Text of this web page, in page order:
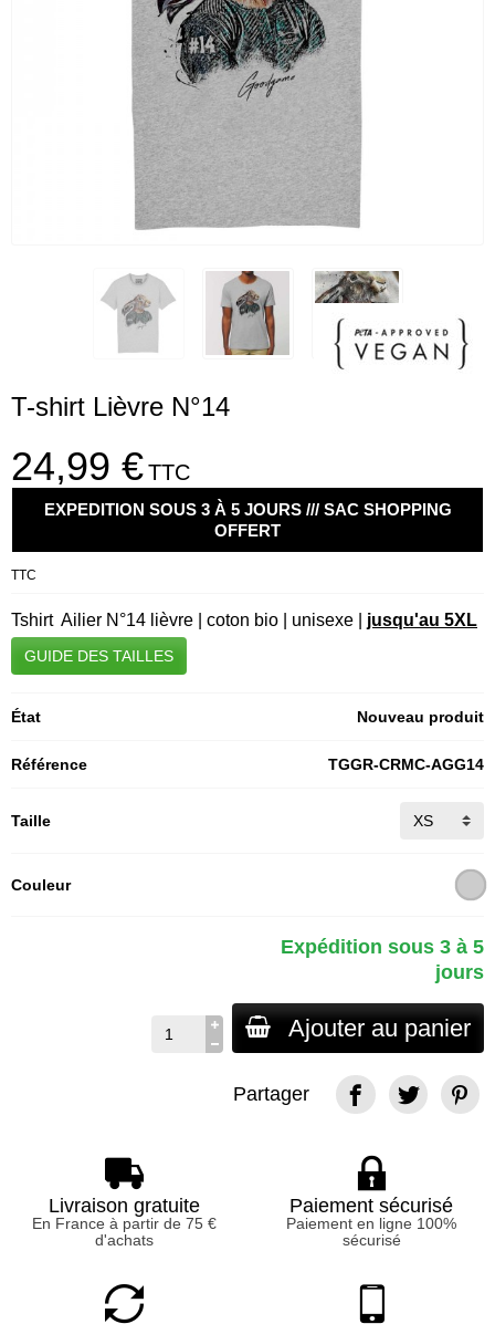
T-shirt Lièvre N°14
24,99 €TTC
EXPEDITION SOUS 3 À 5 JOURS /// SAC SHOPPING
OFFERT
TTC
Tshirt Ailier N°14 lièvre | coton bio | unisexe | jusqu'au 5XL
GUIDE DES TAILLES
État Nouveau produit
Référence TGGR-CRMC-AGG14
Taille
Couleur
Expédition sous 3 à 5
jours
Ajouter au panier
Partager
Livraison gratuite
En France à partir de 75 €
d'achats
Paiement sécurisé
Paiement en ligne 100%
sécurisé